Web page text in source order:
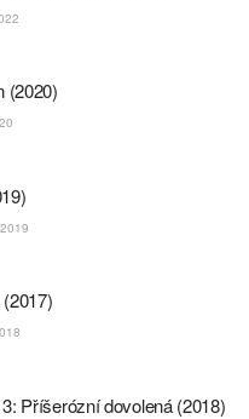
(2020)
Příšerózní dovolená (2018)